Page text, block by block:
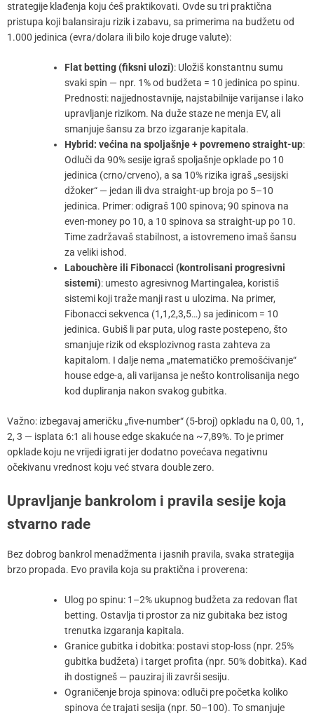
strategije klađenja koju ćeš praktikovati. Ovde su tri praktična
pristupa koji balansiraju rizik i zabavu, sa primerima na budžetu od
1.000 jedinica (evra/dolara ili bilo koje druge valute):
Flat betting (fiksni ulozi): Uložiš konstantnu sumu
svaki spin — npr. 1% od budžeta = 10 jedinica po spinu.
Prednosti: najjednostavnije, najstabilnije varijanse i lako
upravljanje rizikom. Na duže staze ne menja EV, ali
smanjuje šansu za brzo izgaranje kapitala.
Hybrid: većina na spoljašnje + povremeno straight-up:
Odluči da 90% sesije igraš spoljašnje opklade po 10
jedinica (crno/crveno), a sa 10% rizika igraš „sesijski
džoker“ — jedan ili dva straight-up broja po 5–10
jedinica. Primer: odigraš 100 spinova; 90 spinova na
even-money po 10, a 10 spinova sa straight-up po 10.
Time zadržavaš stabilnost, a istovremeno imaš šansu
za veliki ishod.
Labouchère ili Fibonacci (kontrolisani progresivni
sistemi): umesto agresivnog Martingalea, koristiš
sistemi koji traže manji rast u ulozima. Na primer,
Fibonacci sekvenca (1,1,2,3,5…) sa jedinicom = 10
jedinica. Gubiš li par puta, ulog raste postepeno, što
smanjuje rizik od eksplozivnog rasta zahteva za
kapitalom. I dalje nema „matematičko premošćivanje“
house edge-a, ali varijansa je nešto kontrolisanija nego
kod dupliranja nakon svakog gubitka.
Važno: izbegavaj američku „five-number“ (5-broj) opkladu na 0, 00, 1,
2, 3 — isplata 6:1 ali house edge skakuće na ~7,89%. To je primer
opklade koju ne vrijedi igrati jer dodatno povećava negativnu
očekivanu vrednost koju već stvara double zero.
Upravljanje bankrolom i pravila sesije koja
stvarno rade
Bez dobrog bankrol menadžmenta i jasnih pravila, svaka strategija
brzo propada. Evo pravila koja su praktična i proverena:
Ulog po spinu: 1–2% ukupnog budžeta za redovan flat
betting. Ostavlja ti prostor za niz gubitaka bez istog
trenutka izgaranja kapitala.
Granice gubitka i dobitka: postavi stop-loss (npr. 25%
gubitka budžeta) i target profita (npr. 50% dobitka). Kad
ih dostigneš — pauziraj ili završi sesiju.
Ograničenje broja spinova: odluči pre početka koliko
spinova će trajati sesija (npr. 50–100). To smanjuje